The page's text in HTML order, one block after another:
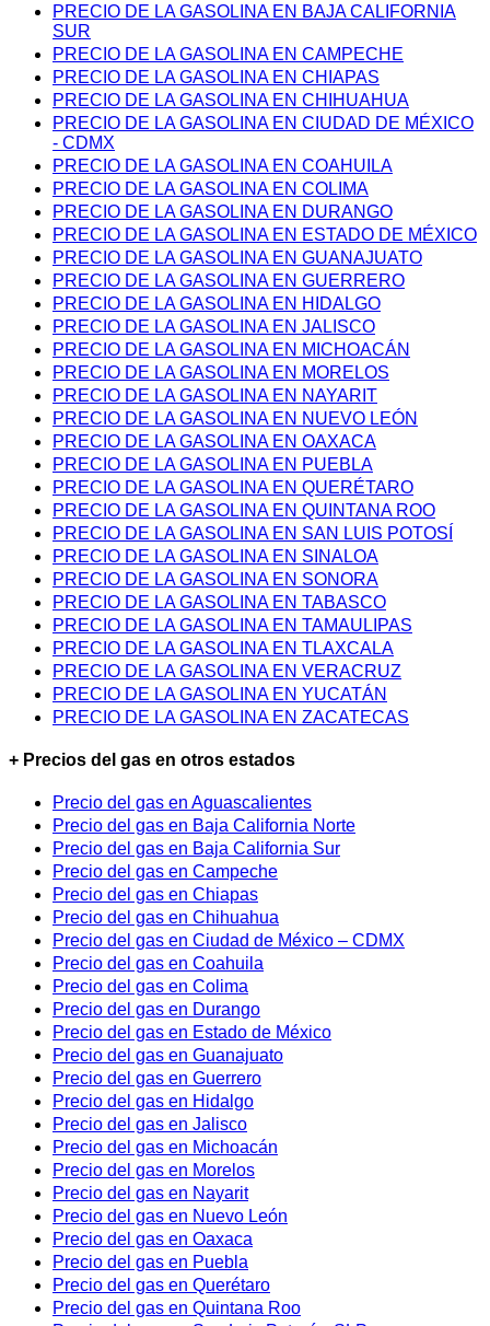
PRECIO DE LA GASOLINA EN BAJA CALIFORNIA
SUR
PRECIO DE LA GASOLINA EN CAMPECHE
PRECIO DE LA GASOLINA EN CHIAPAS
PRECIO DE LA GASOLINA EN CHIHUAHUA
PRECIO DE LA GASOLINA EN CIUDAD DE MÉXICO
- CDMX
PRECIO DE LA GASOLINA EN COAHUILA
PRECIO DE LA GASOLINA EN COLIMA
PRECIO DE LA GASOLINA EN DURANGO
PRECIO DE LA GASOLINA EN ESTADO DE MÉXICO
PRECIO DE LA GASOLINA EN GUANAJUATO
PRECIO DE LA GASOLINA EN GUERRERO
PRECIO DE LA GASOLINA EN HIDALGO
PRECIO DE LA GASOLINA EN JALISCO
PRECIO DE LA GASOLINA EN MICHOACÁN
PRECIO DE LA GASOLINA EN MORELOS
PRECIO DE LA GASOLINA EN NAYARIT
PRECIO DE LA GASOLINA EN NUEVO LEÓN
PRECIO DE LA GASOLINA EN OAXACA
PRECIO DE LA GASOLINA EN PUEBLA
PRECIO DE LA GASOLINA EN QUERÉTARO
PRECIO DE LA GASOLINA EN QUINTANA ROO
PRECIO DE LA GASOLINA EN SAN LUIS POTOSÍ
PRECIO DE LA GASOLINA EN SINALOA
PRECIO DE LA GASOLINA EN SONORA
PRECIO DE LA GASOLINA EN TABASCO
PRECIO DE LA GASOLINA EN TAMAULIPAS
PRECIO DE LA GASOLINA EN TLAXCALA
PRECIO DE LA GASOLINA EN VERACRUZ
PRECIO DE LA GASOLINA EN YUCATÁN
PRECIO DE LA GASOLINA EN ZACATECAS
+ Precios del gas en otros estados
Precio del gas en Aguascalientes
Precio del gas en Baja California Norte
Precio del gas en Baja California Sur
Precio del gas en Campeche
Precio del gas en Chiapas
Precio del gas en Chihuahua
Precio del gas en Ciudad de México – CDMX
Precio del gas en Coahuila
Precio del gas en Colima
Precio del gas en Durango
Precio del gas en Estado de México
Precio del gas en Guanajuato
Precio del gas en Guerrero
Precio del gas en Hidalgo
Precio del gas en Jalisco
Precio del gas en Michoacán
Precio del gas en Morelos
Precio del gas en Nayarit
Precio del gas en Nuevo León
Precio del gas en Oaxaca
Precio del gas en Puebla
Precio del gas en Querétaro
Precio del gas en Quintana Roo